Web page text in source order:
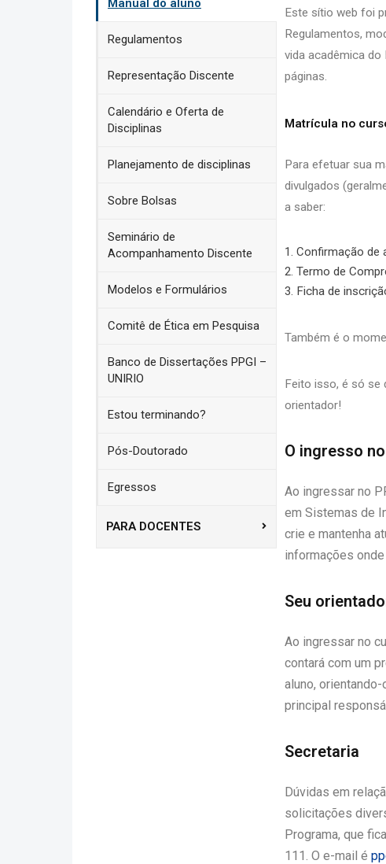
Manual do aluno
Regulamentos
Representação Discente
Calendário e Oferta de
Disciplinas
Planejamento de disciplinas
Sobre Bolsas
Seminário de
Acompanhamento Discente
Modelos e Formulários
Comitê de Ética em Pesquisa
Banco de Dissertações PPGI –
UNIRIO
Estou terminando?
Pós-Doutorado
Egressos
PARA DOCENTES
Este sítio web foi
Regulamentos,
vida acadêmica
páginas.
Matrícula no
Para efetuar sua
divulgados
a saber:
Confirmação de
Termo de
Ficha de
Também é o
Feito isso, é só se
orientador!
O ingresso
Ao ingressar no
em Sistemas de
crie e mantenha
informações
Seu
Ao ingressar no
contará com um
aluno,
principal
Secretaria
Dúvidas em
solicitações
Programa, que
111. O e-mail é